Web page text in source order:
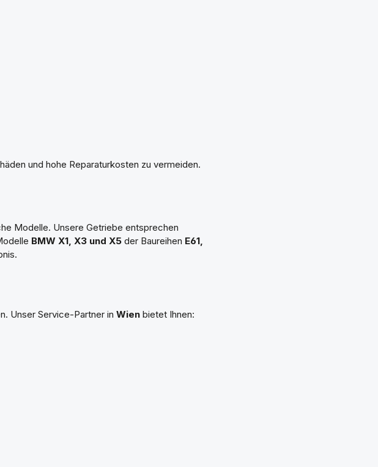
und hohe Reparaturkosten zu vermeiden.
Modelle. Unsere Getriebe entsprechen
BMW X1, X3 und X5 der Baureihen E61,
Unser Service-Partner in Wien bietet Ihnen: